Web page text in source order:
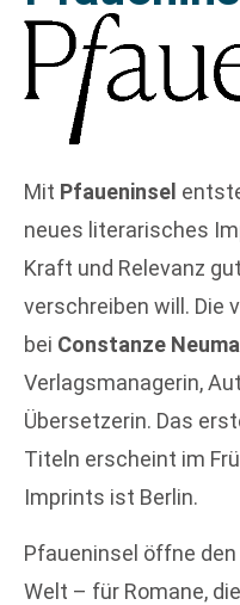
Mit Pfaueninsel
neues literarisches
Kraft und Relevanz
verschreiben will. Die
bei Constanze
Verlagsmanagerin,
Übersetzerin. Das
Titeln erscheint im
Imprints ist Berlin.
Pfaueninsel öffne
Welt – für Romane,